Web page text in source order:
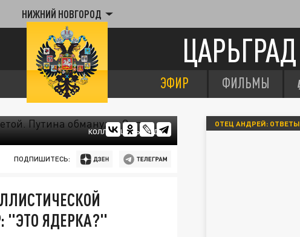
НИЖНИЙ НОВГОРОД
ЦАРЬГРАД
ЭФИР ФИЛЬМЫ
КОЛЛАЖ ЦАРЬГРАДА.
ПОДПИШИТЕСЬ:
"ЭТО ЯДЕРКА?"
ОТЕЦ АНДРЕЙ: ОТВЕТЫ